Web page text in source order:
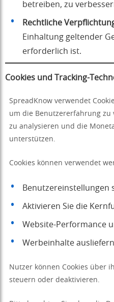
betreiben, zu
Rechtliche
Einhaltung geltender
erforderlich ist.
Cookies und Tracking-
SpreadKnow verwendet
um die Benutzererfahrung zu
zu analysieren und die
unterstützen.
Cookies können verwendet
Benutzereinstellungen
Aktivieren Sie die
Website-Performance
Werbeinhalte ausliefern
Nutzer können Cookies über
steuern oder deaktivieren.